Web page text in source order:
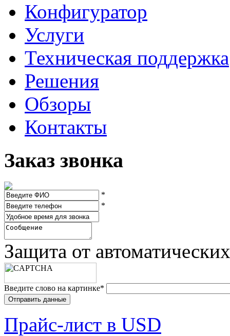
Конфигуратор
Услуги
Техническая поддержка
Решения
Обзоры
Контакты
Заказ звонка
*
*
Защита от
Введите слово на картинке*
Прайc-лист в USD